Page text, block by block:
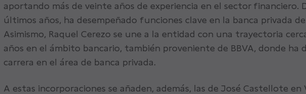
aportando más de veinte años de experiencia en el sector financiero.
últimos años, ha desempeñado funciones clave en la banca privada de
Asimismo, Raquel Cerezo se une a la entidad con una trayectoria
años en el ámbito bancario, también proveniente de BBVA, donde ha
carrera en el área de banca privada.
A estas incorporaciones se añaden, además, las de José Castellote en